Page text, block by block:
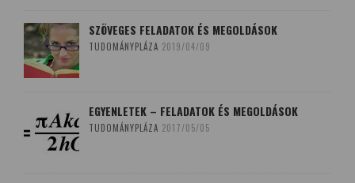
SZÖVEGES FELADATOK ÉS MEGOLDÁSOK
TUDOMÁNYPLÁZA 2019/04/09
EGYENLETEK – FELADATOK ÉS MEGOLDÁSOK
TUDOMÁNYPLÁZA 2017/05/05